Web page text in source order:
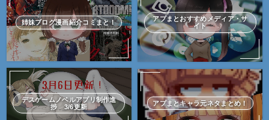
姉妹ブログ漫画紹介コミまと！
アプまとおすすめメディア・サ
イト
デスゲームノベルアプリ制作進
捗 3/6更新
アプまとキャラ元ネタまとめ！